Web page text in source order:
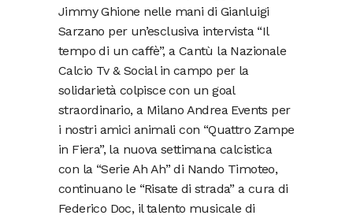
Jimmy Ghione nelle mani di Gianluigi
Sarzano per un’esclusiva intervista “Il
tempo di un caffè”, a Cantù la Nazionale
Calcio Tv & Social in campo per la
solidarietà colpisce con un goal
straordinario, a Milano Andrea Events per
i nostri amici animali con “Quattro Zampe
in Fiera”, la nuova settimana calcistica
con la “Serie Ah Ah” di Nando Timoteo,
continuano le “Risate di strada” a cura di
Federico Doc, il talento musicale di